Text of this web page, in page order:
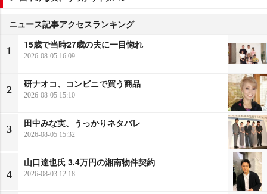
ニュース記事アクセスランキング
1
15歳で当時27歳の夫に一目惚れ
2026-08-05 16:09
2
研ナオコ、コンビニで買う商品
2026-08-05 15:10
3
田中みな実、うっかりネタバレ
2026-08-05 15:32
4
山口達也氏 3.4万円の湘南物件契約
2026-08-03 12:18